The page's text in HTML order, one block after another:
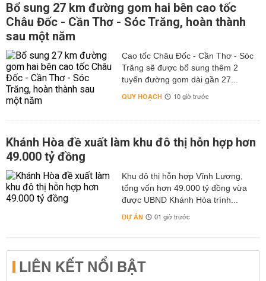
Bổ sung 27 km đường gom hai bên cao tốc
Châu Đốc - Cần Thơ - Sóc Trăng, hoàn thành
sau một năm
Cao tốc Châu Đốc - Cần Thơ - Sóc
Trăng sẽ được bổ sung thêm 2
tuyến đường gom dài gần 27...
QUY HOẠCH 10 giờ trước
Khánh Hòa đề xuất làm khu đô thị hỗn hợp hơn
49.000 tỷ đồng
Khu đô thị hỗn hợp Vĩnh Lương,
tổng vốn hơn 49.000 tỷ đồng vừa
được UBND Khánh Hòa trình...
DỰ ÁN 01 giờ trước
LIÊN KẾT NỔI BẬT